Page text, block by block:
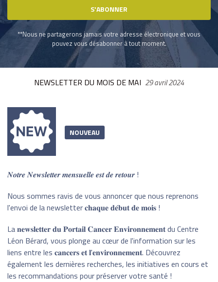
S'ABONNER
**Nous ne partagerons jamais votre adresse électronique et vous
pouvez vous désabonner à tout moment.
NEWSLETTER DU MOIS DE MAI 29 avril 2024
NOUVEAU
𝑵𝒐𝒕𝒓𝒆 𝑵𝒆𝒘𝒔𝒍𝒆𝒕𝒕𝒆𝒓 𝒎𝒆𝒏𝒔𝒖𝒆𝒍𝒍𝒆 𝒆𝒔𝒕 𝒅𝒆 𝒓𝒆𝒕𝒐𝒖𝒓 !
Nous sommes ravis de vous annoncer que nous reprenons
l'envoi de la newsletter 𝐜𝐡𝐚𝐪𝐮𝐞 𝐝𝐞́𝐛𝐮𝐭 𝐝𝐞 𝐦𝐨𝐢𝐬 !
La 𝐧𝐞𝐰𝐬𝐥𝐞𝐭𝐭𝐞𝐫 𝐝𝐮 𝐏𝐨𝐫𝐭𝐚𝐢𝐥 𝐂𝐚𝐧𝐜𝐞𝐫 𝐄𝐧𝐯𝐢𝐫𝐨𝐧𝐧𝐞𝐦𝐞𝐧𝐭 du Centre
Léon Bérard, vous plonge au cœur de l'information sur les
liens entre les 𝐜𝐚𝐧𝐜𝐞𝐫𝐬 𝐞𝐭 𝐥'𝐞𝐧𝐯𝐢𝐫𝐨𝐧𝐧𝐞𝐦𝐞𝐧𝐭. Découvrez
également les dernières recherches, les initiatives en cours et
les recommandations pour préserver votre santé !